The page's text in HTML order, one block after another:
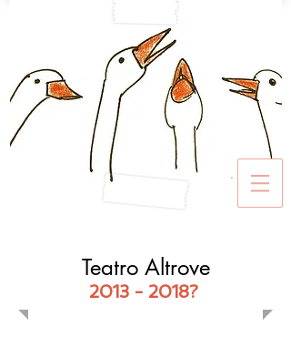
Teatro Altrove
2013 - 2018?